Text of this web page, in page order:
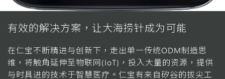
有效的解决方案，让大海捞针成为可能
在仁宝不断精进与创新下，走出单一传统ODM制造思
维，将触角延伸至物联网(IoT)，投入大量的资源，提供
与时具进的技术于智慧医疗。仁宝有来自矽谷的拔尖工